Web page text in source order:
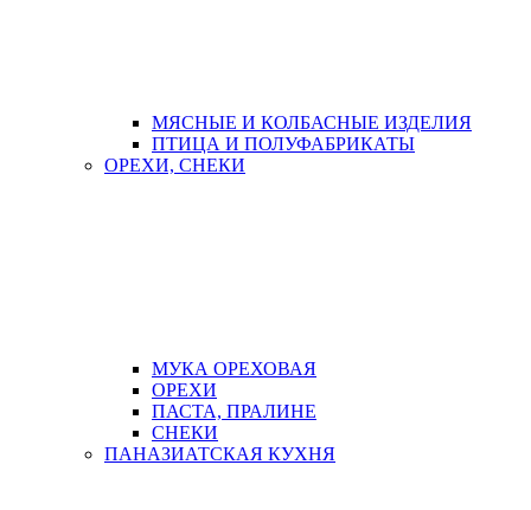
МЯСНЫЕ И КОЛБАСНЫЕ ИЗДЕЛИЯ
ПТИЦА И ПОЛУФАБРИКАТЫ
ОРЕХИ, СНЕКИ
МУКА ОРЕХОВАЯ
ОРЕХИ
ПАСТА, ПРАЛИНЕ
СНЕКИ
ПАНАЗИАТСКАЯ КУХНЯ